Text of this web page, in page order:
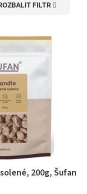
FILTR
200g, Šufan